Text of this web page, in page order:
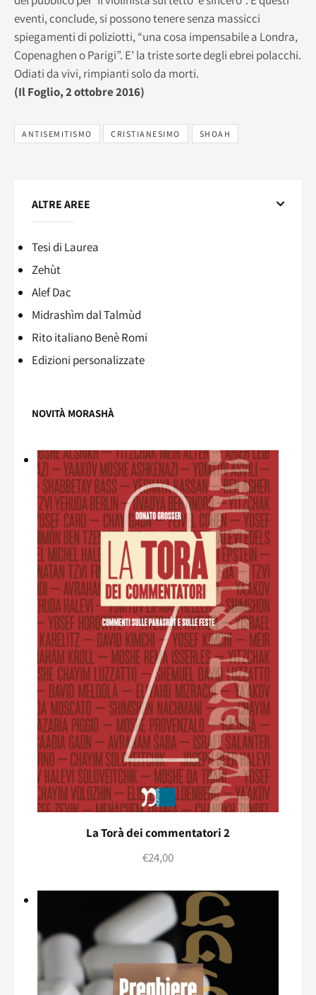
eventi, conclude, si possono tenere senza massicci
spiegamenti di poliziotti, “una cosa impensabile a Londra,
Copenaghen o Parigi”. E’ la triste sorte degli ebrei polacchi.
Odiati da vivi, rimpianti solo da morti.
(Il Foglio, 2 ottobre 2016)
ANTISEMITISMO CRISTIANESIMO SHOAH
ALTRE AREE
Tesi di Laurea
Zehùt
Alef Dac
Midrashìm dal Talmùd
Rito italiano Benè Romi​
Edizioni personalizzate
NOVITÀ MORASHÀ
La Torà dei commentatori 2
€24,00